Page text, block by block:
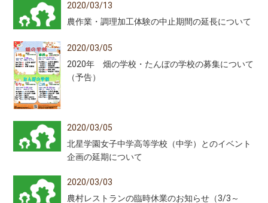
2020/03/13
農作業・調理加工体験の中止期間の延長について
2020/03/05
2020年 畑の学校・たんぼの学校の募集について
（予告）
2020/03/05
北星学園女子中学高等学校（中学）とのイベント
企画の延期について
2020/03/03
農村レストランの臨時休業のお知らせ（3/3～